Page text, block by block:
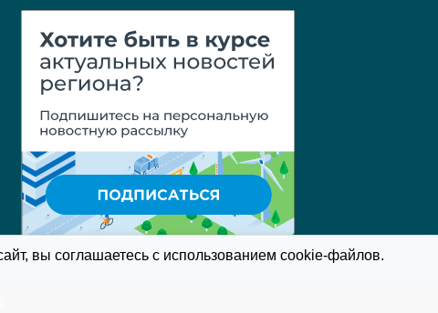
вы соглашаетесь с использованием cookie-файлов.